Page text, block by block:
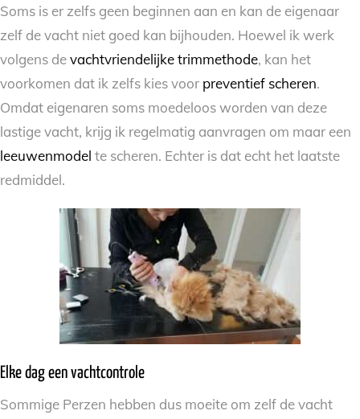
Soms is er zelfs geen beginnen aan en kan de eigenaar
zelf de vacht niet goed kan bijhouden. Hoewel ik werk
volgens devachtvriendelijke trimmethode, kan het
voorkomen dat ik zelfs kies voor preventief scheren.
Omdat eigenaren soms moedeloos worden van deze
lastige vacht, krijg ik regelmatig aanvragen om maar een
leeuwenmodel te scheren. Echter is dat echt het laatste
redmiddel.
Elke dag een vachtcontrole
Sommige Perzen hebben dus moeite om zelf de vacht